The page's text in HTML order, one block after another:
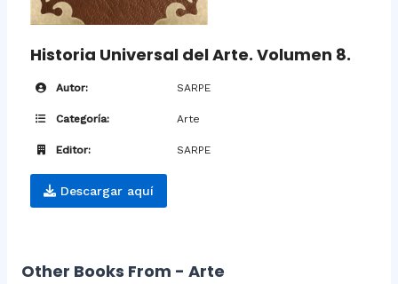
Historia Universal del Arte. Volumen 8.
Autor: SARPE
Categoría: Arte
Editor: SARPE
Descargar aquí
Other Books From - Arte